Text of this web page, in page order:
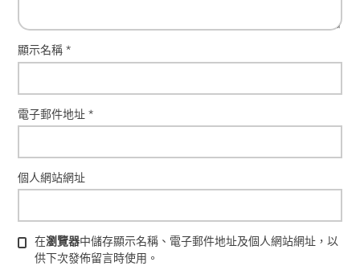
顯示名稱*
電子郵件地址*
個人網站網址
在瀏覽器中儲存顯示名稱、電子郵件地址及個人網站網址，以
供下次發佈留言時使用。